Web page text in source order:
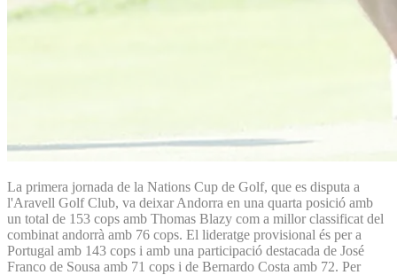
La primera jornada de la Nations Cup de Golf, que es disputa a
l'Aravell Golf Club, va deixar Andorra en una quarta posició amb
un total de 153 cops amb Thomas Blazy com a millor classificat del
combinat andorrà amb 76 cops. El lideratge provisional és per a
Portugal amb 143 cops i amb una participació destacada de José
Franco de Sousa amb 71 cops i de Bernardo Costa amb 72. Per